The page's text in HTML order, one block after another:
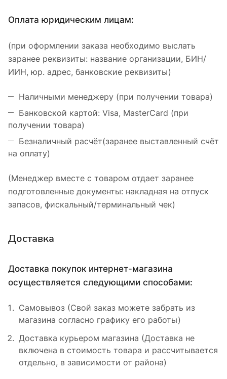
Оплата юридическим лицам:
(при оформлении заказа необходимо выслать
заранее реквизиты: название организации, БИН/
ИИН, юр. адрес, банковские реквизиты)
Наличными менеджеру (при получении товара)
Банковской картой: Visa, MasterCard (при
получении товара)
Безналичный расчёт(заранее выставленный счёт
на оплату)
(Менеджер вместе с товаром отдает заранее
подготовленные документы: накладная на отпуск
запасов, фискальный/терминальный чек)
Доставка
Доставка покупок интернет-магазина
осуществляется следующими способами:
Самовывоз (Свой заказ можете забрать из
магазина согласно графику его работы)
Доставка курьером магазина (Доставка не
включена в стоимость товара и рассчитывается
отдельно, в зависимости от района)